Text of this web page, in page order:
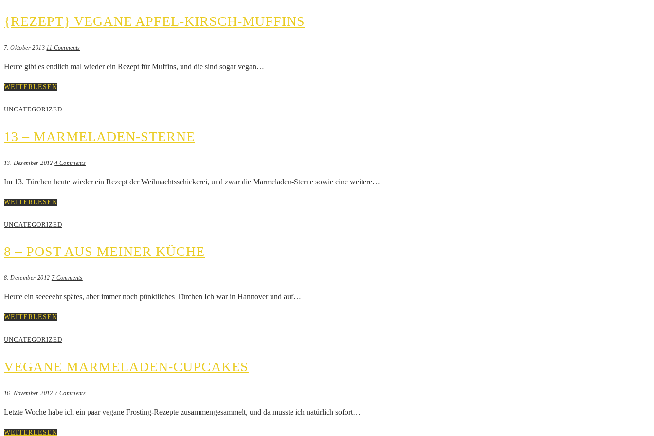
{REZEPT} VEGANE APFEL-KIRSCH-MUFFINS
7. Oktober 2013 11 Comments
Heute gibt es endlich mal wieder ein Rezept für Muffins, und die sind sogar vegan…
WEITERLESEN
UNCATEGORIZED
13 – MARMELADEN-STERNE
13. Dezember 2012 4 Comments
Im 13. Türchen heute wieder ein Rezept der Weihnachtsschickerei, und zwar die Marmeladen-Sterne sowie eine weitere…
WEITERLESEN
UNCATEGORIZED
8 – POST AUS MEINER KÜCHE
8. Dezember 2012 7 Comments
Heute ein seeeeehr spätes, aber immer noch pünktliches Türchen Ich war in Hannover und auf…
WEITERLESEN
UNCATEGORIZED
VEGANE MARMELADEN-CUPCAKES
16. November 2012 7 Comments
Letzte Woche habe ich ein paar vegane Frosting-Rezepte zusammengesammelt, und da musste ich natürlich sofort…
WEITERLESEN